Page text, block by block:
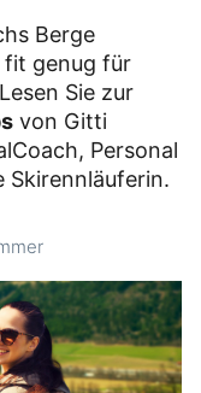
Berge
fit genug für
Sie zur
von Gitti
Personal
Skirennläuferin.